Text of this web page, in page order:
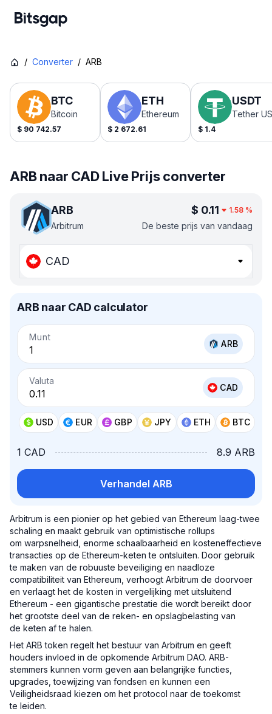
/ Converter / ARB
BTC
Bitcoin
$ 90 742.57
ETH
Ethereum
$ 2 672.61
USDT
Tether
$ 1.4
ARB naar CAD Live Prijs converter
ARB
Arbitrum
$ 0.11 1.58 %
De beste prijs van vandaag
CAD
ARB naar CAD calculator
Munt
ARB
Valuta
CAD
USD EUR GBP JPY ETH BTC
1 CAD 8.9 ARB
Verhandel ARB
Arbitrum is een pionier op het gebied van Ethereum laag-twee
schaling en maakt gebruik van optimistische rollups
om warpsnelheid, enorme schaalbaarheid en kosteneffectieve
transacties op de Ethereum-keten te ontsluiten. Door gebruik
te maken van de robuuste beveiliging en naadloze
compatibiliteit van Ethereum, verhoogt Arbitrum de doorvoer
en verlaagt het de kosten in vergelijking met uitsluitend
Ethereum - een gigantische prestatie die wordt bereikt door
het grootste deel van de reken- en opslagbelasting van
de keten af te halen.
Het ARB token regelt het bestuur van Arbitrum en geeft
houders invloed in de opkomende Arbitrum DAO. ARB-
stemmers kunnen vorm geven aan belangrijke functies,
upgrades, toewijzing van fondsen en kunnen een
Veiligheidsraad kiezen om het protocol naar de toekomst
te leiden.